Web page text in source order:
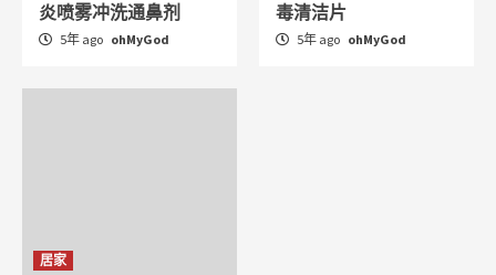
炎喷雾冲洗通鼻剂
5年 ago ohMyGod
毒清洁片
5年 ago ohMyGod
居家